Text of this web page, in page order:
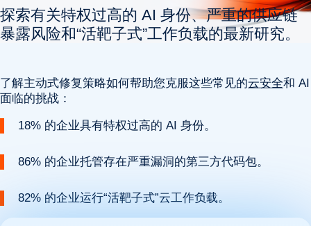
探索有关特权过高的 AI 身份、严重的供应链
暴露风险和“活靶子式”工作负载的最新研究。
了解主动式修复策略如何帮助您克服这些常见的云安全和 AI
面临的挑战：
18% 的企业具有特权过高的 AI 身份。
86% 的企业托管存在严重漏洞的第三方代码包。
82% 的企业运行“活靶子式”云工作负载。